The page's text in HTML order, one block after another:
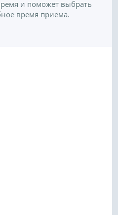
и поможет выбрать
время приема.